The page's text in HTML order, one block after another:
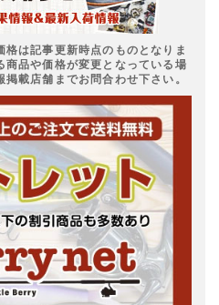
は記事更新時点のものとなりま
商品や価格が変更となっている場
載店舗までお問合わせ下さい。